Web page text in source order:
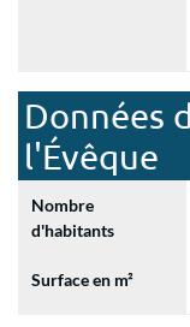
Données
l'Évêque
Nombre
d'habitants
Surface en m²